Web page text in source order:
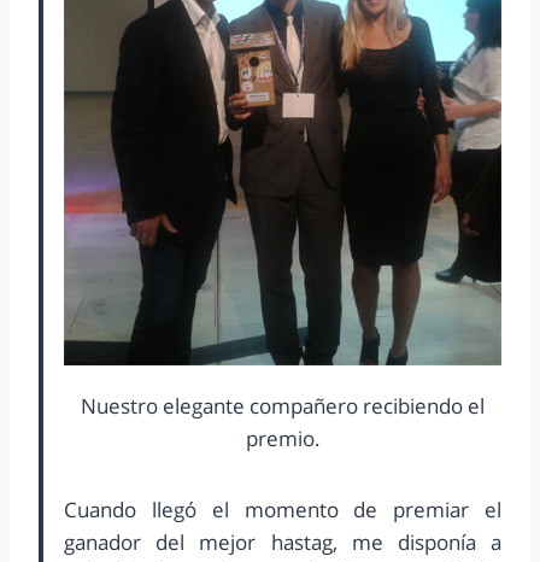
Nuestro elegante compañero recibiendo el
premio.
Cuando llegó el momento de premiar el
ganador del mejor hastag, me disponía a